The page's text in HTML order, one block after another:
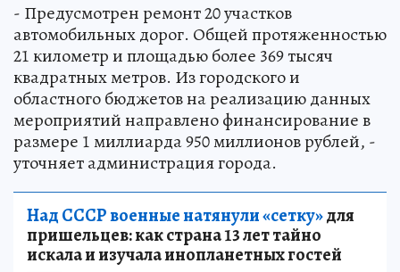
- Предусмотрен ремонт 20 участков
автомобильных дорог. Общей протяженностью
21 километр и площадью более 369 тысяч
квадратных метров. Из городского и
областного бюджетов на реализацию данных
мероприятий направлено финансирование в
размере 1 миллиарда 950 миллионов рублей, -
уточняет администрация города.
Над СССР военные натянули «сетку»для
пришельцев: как страна 13 лет тайно
искала и изучала инопланетных гостей